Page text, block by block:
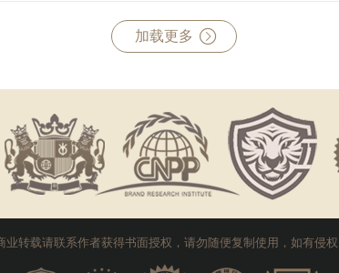
加载更多
业转载请联系作者获得书面授权，请勿随便复制使用，如有侵